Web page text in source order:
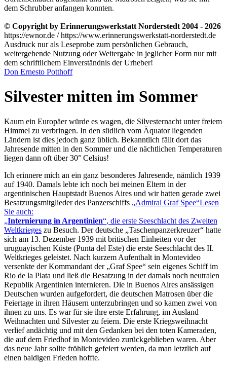
dem Schrubber anfangen konnten.
© Copyright by Erinnerungswerkstatt Norderstedt 2004 - 2026
https://ewnor.de / https://www.erinnerungswerkstatt-norderstedt.de
Ausdruck nur als Leseprobe zum persönlichen Gebrauch,
weitergehende Nutzung oder Weitergabe in jeglicher Form nur mit
dem schriftlichem Einverständnis der Urheber!
Don Ernesto Potthoff
Silvester mitten im Sommer
Kaum ein Europäer würde es wagen, die Silvesternacht unter freiem
Himmel zu verbringen. In den südlich vom Äquator liegenden
Ländern ist dies jedoch ganz üblich. Bekanntlich fällt dort das
Jahresende mitten in den Sommer und die nächtlichen Temperaturen
liegen dann oft über 30° Celsius!
Ich erinnere mich an ein ganz besonderes Jahresende, nämlich 1939
auf 1940. Damals lebte ich noch bei meinen Eltern in der
argentinischen Hauptstadt Buenos Aires und wir hatten gerade zwei
Besatzungsmitglieder des Panzerschiffs
Admiral Graf Spee Lesen
Sie auch:
Internierung in Argentinien , die erste Seeschlacht des Zweiten
Weltkrieges zu Besuch. Der deutsche Taschenpanzerkreuzer
hatte
sich am 13. Dezember 1939 mit britischen Einheiten vor der
uruguayischen Küste (Punta del Este) die erste Seeschlacht des II.
Weltkrieges geleistet. Nach kurzem Aufenthalt in Montevideo
versenkte der Kommandant der Graf Spee
sein eigenes Schiff im
Rio de la Plata und ließ die Besatzung in der damals noch neutralen
Republik Argentinien internieren. Die in Buenos Aires ansässigen
Deutschen wurden aufgefordert, die deutschen Matrosen über die
Feiertage in ihren Häusern unterzubringen und so kamen zwei von
ihnen zu uns. Es war für sie ihre erste Erfahrung, im Ausland
Weihnachten und Silvester zu feiern. Die erste Kriegsweihnacht
verlief andächtig und mit den Gedanken bei den toten Kameraden,
die auf dem Friedhof in Montevideo zurückgeblieben waren. Aber
das neue Jahr sollte fröhlich gefeiert werden, da man letztlich auf
einen baldigen Frieden hoffte.